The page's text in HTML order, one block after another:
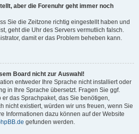
aber die Forenuhr geht immer noch
Sie die Zeitzone richtig eingestellt haben und
geht die Uhr des Servers vermutlich falsch.
damit er das Problem beheben kann.
Board nicht zur Auswahl!
entweder Ihre Sprache nicht installiert oder
in Ihre Sprache übersetzt. Fragen Sie ggf.
das Sprachpaket, das Sie benötigen,
nicht existiert, würden wir uns freuen, wenn Sie
Informationen dazu können auf der Website
gefunden werden.